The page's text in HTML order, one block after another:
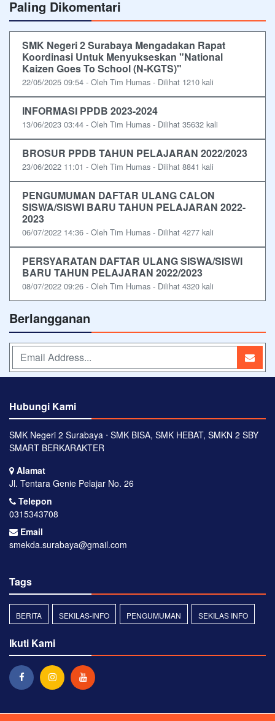
Paling Dikomentari
SMK Negeri 2 Surabaya Mengadakan Rapat
Koordinasi Untuk Menyukseskan "National
Kaizen Goes To School (N-KGTS)"
22/05/2025 09:54 - Oleh Tim Humas - Dilihat 1210 kali
INFORMASI PPDB 2023-2024
13/06/2023 03:44 - Oleh Tim Humas - Dilihat 35632 kali
BROSUR PPDB TAHUN PELAJARAN 2022/2023
23/06/2022 11:01 - Oleh Tim Humas - Dilihat 8841 kali
PENGUMUMAN DAFTAR ULANG CALON
SISWA/SISWI BARU TAHUN PELAJARAN 2022-
2023
06/07/2022 14:36 - Oleh Tim Humas - Dilihat 4277 kali
PERSYARATAN DAFTAR ULANG SISWA/SISWI
BARU TAHUN PELAJARAN 2022/2023
08/07/2022 09:26 - Oleh Tim Humas - Dilihat 4320 kali
Berlangganan
Hubungi Kami
SMK Negeri 2 Surabaya ⋅ SMK BISA, SMK HEBAT, SMKN 2 SBY
SMART BERKARAKTER
Alamat
Jl. Tentara Genie Pelajar No. 26
Telepon
0315343708
Email
smekda.surabaya@gmail.com
Tags
BERITA SEKILAS-INFO PENGUMUMAN SEKILAS INFO
Ikuti Kami